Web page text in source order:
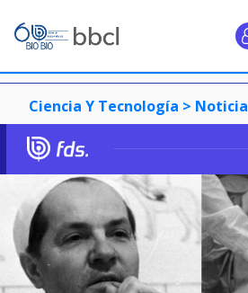
Ciencia Y Tecnología > Noticia